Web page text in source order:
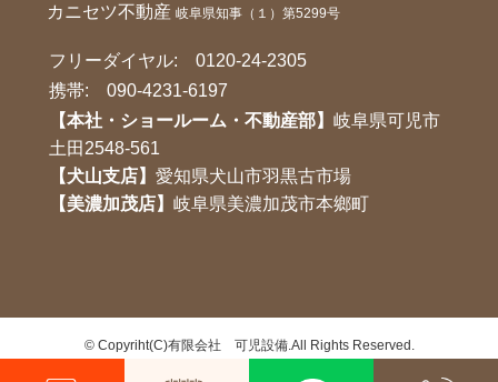
カニセツ不動産岐阜県知事（１）第5299号
フリーダイヤル:0120-24-2305
携帯:090-4231-6197
【本社・ショールーム・不動産部】岐阜県可児市
土田2548-561
【犬山支店】愛知県犬山市羽黒古市場
【美濃加茂店】岐阜県美濃加茂市本鄉町
©Copyriht(C)有限会社 可児設備.All Rights Reserved.